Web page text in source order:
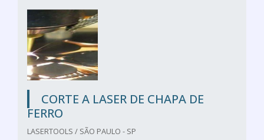
CORTE A LASER DE CHAPA DE
FERRO
LASERTOOLS / SÃO PAULO - SP